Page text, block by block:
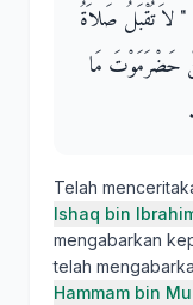
"‏ لاَ تُقْبَلُ صَلاَةُ
حَضْرَمَوْتَ مَا
Telah
Ishaq bin
mengabarkan
telah
Hammam bin